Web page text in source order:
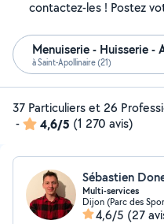
contactez-les ! Postez
Menuiserie - Huisserie -
à Saint-Apollinaire (21)
37 Particuliers et 26
-
4,6/5 (1 270 avis)
Sébastien
Multi-services
Dijon (Parc des
4,6/5 (27